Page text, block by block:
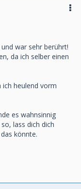
war sehr berührt!
da ich selber einen
ich heulend vorm
es wahnsinnig
lass dich dich
könnte.